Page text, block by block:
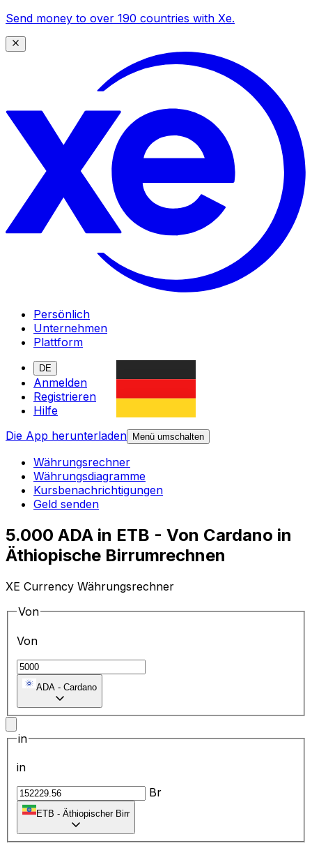
Send money to over 190 countries with Xe.
Persönlich
Unternehmen
Plattform
DE
Anmelden
Registrieren
Hilfe
Die App herunterladen
Menü umschalten
Währungsrechner
Währungsdiagramme
Kursbenachrichtigungen
Geld senden
5.000 ADA in ETB - Von Cardano in
Äthiopische Birrumrechnen
XE Currency Währungsrechner
Von
Von
ADA - Cardano
in
in
Br
ETB - Äthiopischer Birr